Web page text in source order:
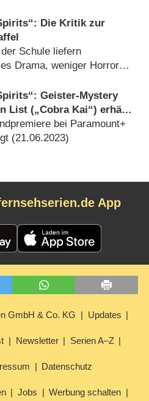
Die Kritik zur
Schule liefern
Drama, weniger Horror
Geister-Mystery
List („Cobra Kai“) erhält
bei Paramount+
(21.06.2023)
App
GmbH & Co. KG Updates
Newsletter Serien A–Z
Datenschutz
Jobs Werbung schalten